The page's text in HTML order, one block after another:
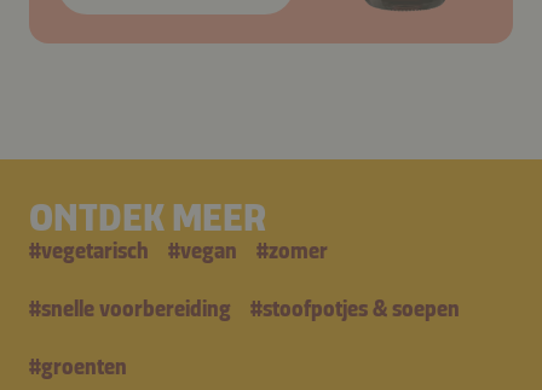
ONTDEK MEER
#vegetarisch #vegan #zomer
#snelle voorbereiding #stoofpotjes & soepen
#groenten